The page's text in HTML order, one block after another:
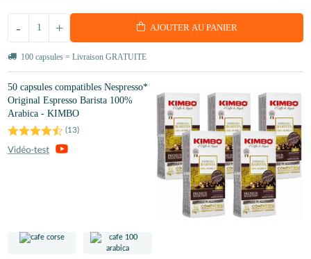
+
- AJOUTER AU PANIER
100 capsules = Livraison GRATUITE
50 capsules compatibles Nespresso*
Original Espresso Barista 100%
Arabica - KIMBO
(13)